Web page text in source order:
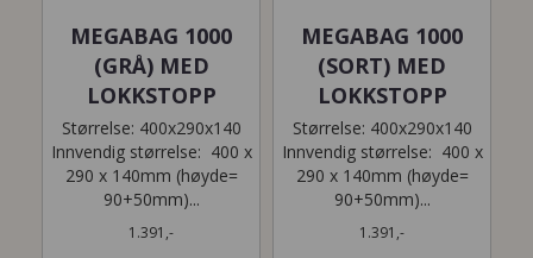
MEGABAG 1000
(GRÅ) MED
LOKKSTOPP
Størrelse: 400x290x140
Innvendig størrelse: 400 x
290 x 140mm (høyde=
90+50mm)...
1.391,-
MEGABAG 1000
(SORT) MED
LOKKSTOPP
Størrelse: 400x290x140
Innvendig størrelse: 400 x
290 x 140mm (høyde=
90+50mm)...
1.391,-